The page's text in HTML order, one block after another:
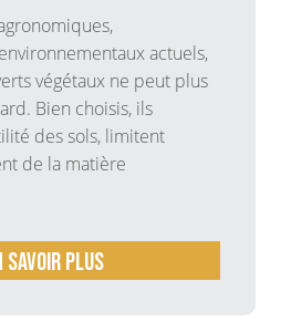
actuels,
végétaux ne peut plus
Bien choisis, ils
des sols, limitent
de la matière
savoir plus